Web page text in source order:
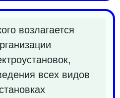
возлагается
всех видов